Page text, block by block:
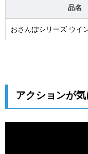
品名
おさんぽシリーズ ウイ
アクションが